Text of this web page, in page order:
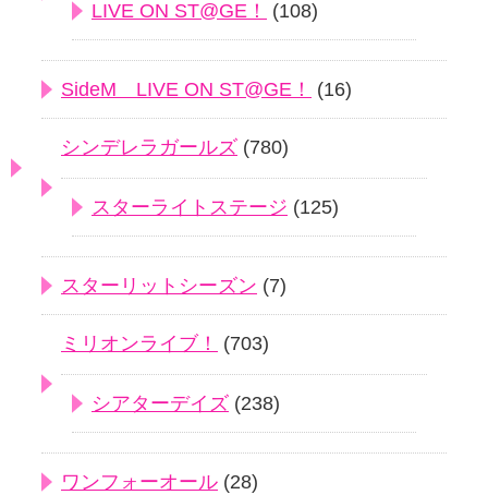
LIVE ON ST@GE！ (108)
SideM LIVE ON ST@GE！ (16)
シンデレラガールズ (780)
スターライトステージ (125)
スターリットシーズン (7)
ミリオンライブ！ (703)
シアターデイズ (238)
ワンフォーオール (28)